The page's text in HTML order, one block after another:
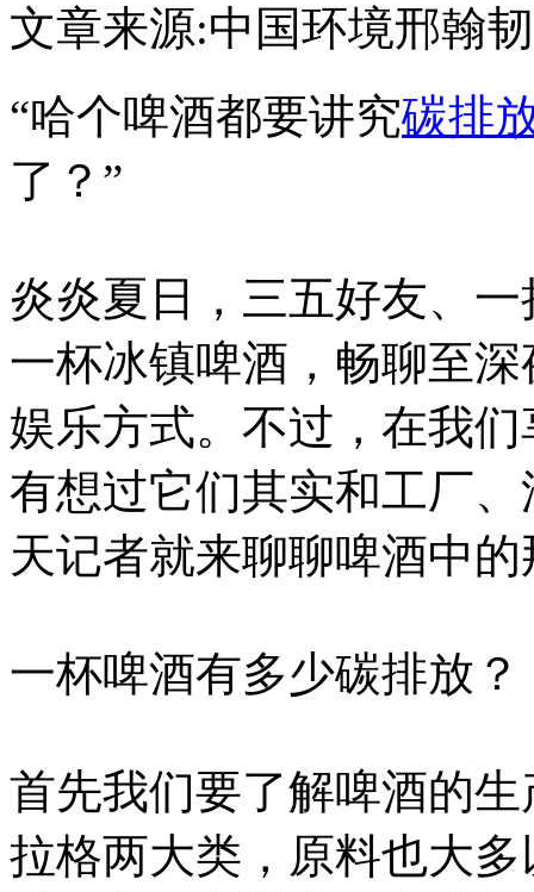
文章来源:中国环境邢翰韧
“哈个啤酒都要讲究碳排
了？”
炎炎夏日，三五好友、
一杯冰镇啤酒，畅聊至
娱乐方式。不过，在我
有想过它们其实和工厂
天记者就来聊聊啤酒中的
一杯啤酒有多少碳排放？
首先我们要了解啤酒的
拉格两大类，原料也大